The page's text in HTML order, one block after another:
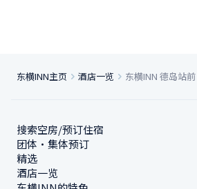
东横INN主页 酒店一览 东横INN 德岛站前
搜索空房/预订住宿
团体・集体预订
精选
酒店一览